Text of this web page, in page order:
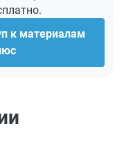
к материалам